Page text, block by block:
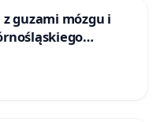
guzami mózgu i
Katowicach